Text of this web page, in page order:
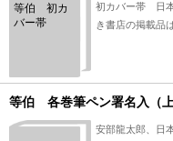
等伯 初カ
バー帯
初カバー帯 日
き書店の掲載品
示されています
必須となりまし
（並）」という
の無いものは特
等伯 各巻筆ペン署名入（
安部龍太郎、日